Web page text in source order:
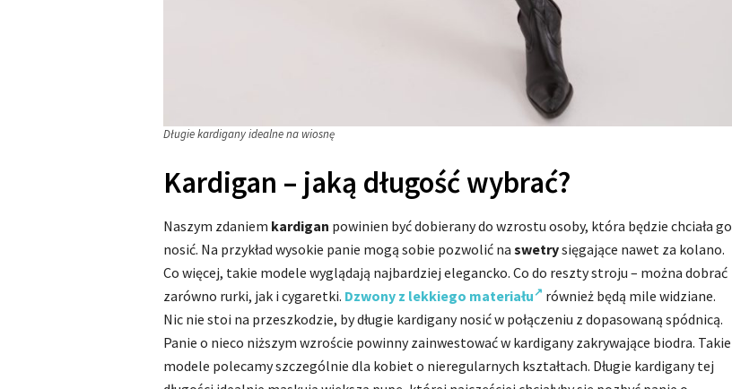
Długie kardigany idealne na wiosnę
Kardigan – jaką długość wybrać?
Naszym zdaniem kardigan powinien być dobierany do wzrostu osoby, która będzie chciała go
nosić. Na przykład wysokie panie mogą sobie pozwolić na swetrysięgające nawet za kolano.
Co więcej, takie modele wyglądają najbardziej elegancko. Co do reszty stroju – można dobrać
zarówno rurki, jak i cygaretki. Dzwony z lekkiego materiału
również będą mile widziane.
Nic nie stoi na przeszkodzie, by długie kardigany nosić w połączeniu z dopasowaną spódnicą.
Panie o nieco niższym wzroście powinny zainwestować w kardigany zakrywające biodra. Takie
modele polecamy szczególnie dla kobiet o nieregularnych kształtach. Długie kardigany tej